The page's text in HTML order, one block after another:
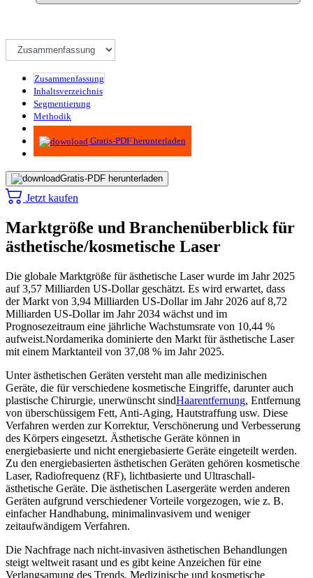
Zusammenfassung
Inhaltsverzeichnis
Segmentierung
Methodik
Infografiken
Gratis-PDF herunterladen
Gratis-PDF herunterladen
Jetzt kaufen
Marktgröße und Branchenüberblick für
ästhetische/kosmetische Laser
Die globale Marktgröße für ästhetische Laser wurde im Jahr 2025
auf 3,57 Milliarden US-Dollar geschätzt. Es wird erwartet, dass
der Markt von 3,94 Milliarden US-Dollar im Jahr 2026 auf 8,72
Milliarden US-Dollar im Jahr 2034 wächst und im
Prognosezeitraum eine jährliche Wachstumsrate von 10,44 %
aufweist.Nordamerika dominierte den Markt für ästhetische Laser
mit einem Marktanteil von 37,08 % im Jahr 2025.
Unter ästhetischen Geräten versteht man alle medizinischen
Geräte, die für verschiedene kosmetische Eingriffe, darunter auch
plastische Chirurgie, unerwünscht sindHaarentfernung, Entfernung
von überschüssigem Fett, Anti-Aging, Hautstraffung usw. Diese
Verfahren werden zur Korrektur, Verschönerung und Verbesserung
des Körpers eingesetzt. Ästhetische Geräte können in
energiebasierte und nicht energiebasierte Geräte eingeteilt werden.
Zu den energiebasierten ästhetischen Geräten gehören kosmetische
Laser, Radiofrequenz (RF), lichtbasierte und Ultraschall-
ästhetische Geräte. Die ästhetischen Lasergeräte werden anderen
Geräten aufgrund verschiedener Vorteile vorgezogen, wie z. B.
einfacher Handhabung, minimalinvasivem und weniger
zeitaufwändigem Verfahren.
Die Nachfrage nach nicht-invasiven ästhetischen Behandlungen
steigt weltweit rasant und es gibt keine Anzeichen für eine
Verlangsamung des Trends. Medizinische und kosmetische